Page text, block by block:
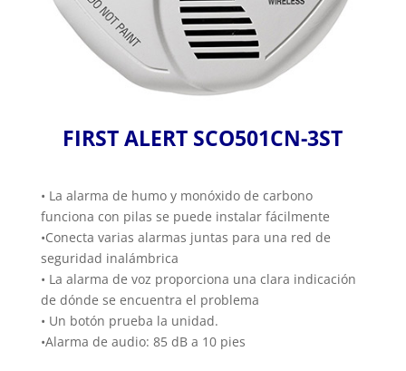
FIRST ALERT SCO501CN-3ST
• La alarma de humo y monóxido de carbono
funciona con pilas se puede instalar fácilmente
•Conecta varias alarmas juntas para una red de
seguridad inalámbrica
• La alarma de voz proporciona una clara indicación
de dónde se encuentra el problema
• Un botón prueba la unidad.
•Alarma de audio: 85 dB a 10 pies